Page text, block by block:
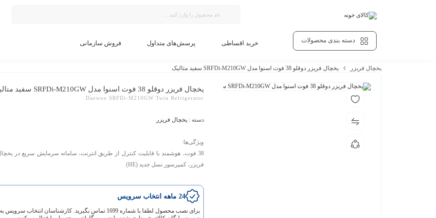
دسته بندی محصولات خرید اقساطی پرسش‌های متداول فروش سازمانی
یخچال فریزر یخچال فریزر دوقلو 38 فوت اسنوا مدل SRFDi-M210GW سفید متالیک
یخچال فریزر دوقلو 38 فوت اسنوا مدل SRFDi-M210GW سفید متالیک
Daewoo SRFDi-M210GW Twin Refrigerator
دسته :یخچال فریزر
ویژگی‌ها:
38 فوت، هوشمند با قابلیت کنترل از طریق انترنت، سامانه سرمایش سریع در
فریزر، کمپرسور نسل جدید (HE)
24 ماهه انتخاب سرویس
برای نصب محصول لطفا با شماره 1699 تماس بگیرید. کارشناسان انتخاب سرویس به